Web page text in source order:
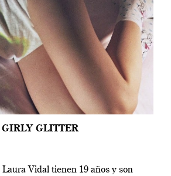
GIRLY GLITTER
Vidal tienen 19 años y son